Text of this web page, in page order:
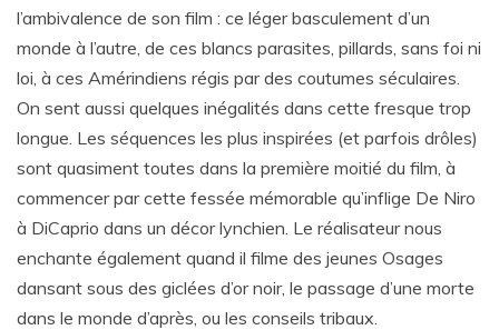
l’ambivalence de son film : ce léger basculement d’un
monde à l’autre, de ces blancs parasites, pillards, sans foi ni
loi, à ces Amérindiens régis par des coutumes séculaires.
On sent aussi quelques inégalités dans cette fresque trop
longue. Les séquences les plus inspirées (et parfois drôles)
sont quasiment toutes dans la première moitié du film, à
commencer par cette fessée mémorable qu’inflige De Niro
à DiCaprio dans un décor lynchien. Le réalisateur nous
enchante également quand il filme des jeunes Osages
dansant sous des giclées d’or noir, le passage d’une morte
dans le monde d’après, ou les conseils tribaux.